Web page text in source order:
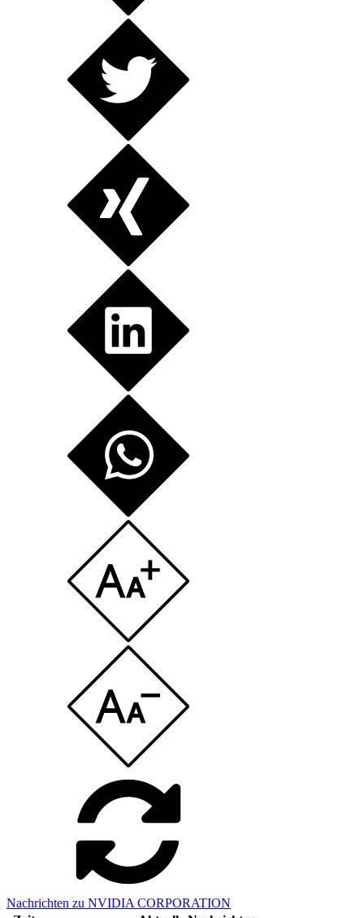
Nachrichten zu NVIDIA CORPORATION